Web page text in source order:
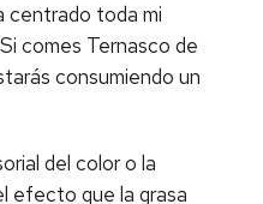
centrado toda mi
comes Ternasco de
consumiendo un
del color o la
efecto que la grasa